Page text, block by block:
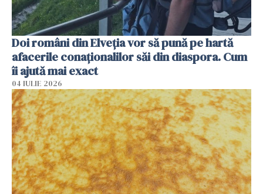
Doi români din Elveția vor să pună pe hartă
afacerile conaționalilor săi din diaspora. Cum
îi ajută mai exact
04 IULIE 2026